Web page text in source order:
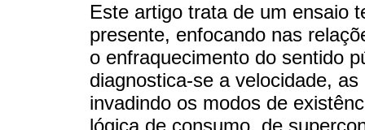
Este artigo trata de um ensaio
presente, enfocando nas
o enfraquecimento do sentido
diagnostica-se a velocidade,
invadindo os modos de